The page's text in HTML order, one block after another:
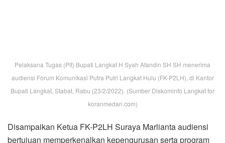
Menanggapi itu, Afandin menyarankan kepengurusan
forum tersebut dapat kembali mendaftarkan diri di
Kesbangpol guna menjaga legalitas organisasi.
“Daftarkan lagi kepengurusannya, untuk sama-sama
menjaga supaya tidak timbul masalah administrasi di